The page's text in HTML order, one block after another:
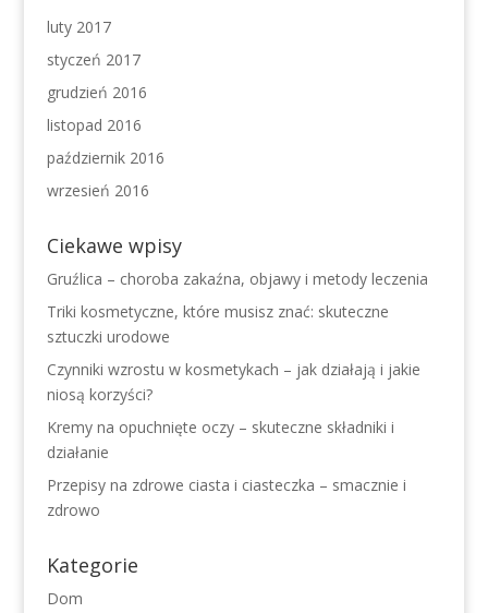
luty 2017
styczeń 2017
grudzień 2016
listopad 2016
październik 2016
wrzesień 2016
Ciekawe wpisy
Gruźlica – choroba zakaźna, objawy i metody leczenia
Triki kosmetyczne, które musisz znać: skuteczne
sztuczki urodowe
Czynniki wzrostu w kosmetykach – jak działają i jakie
niosą korzyści?
Kremy na opuchnięte oczy – skuteczne składniki i
działanie
Przepisy na zdrowe ciasta i ciasteczka – smacznie i
zdrowo
Kategorie
Dom